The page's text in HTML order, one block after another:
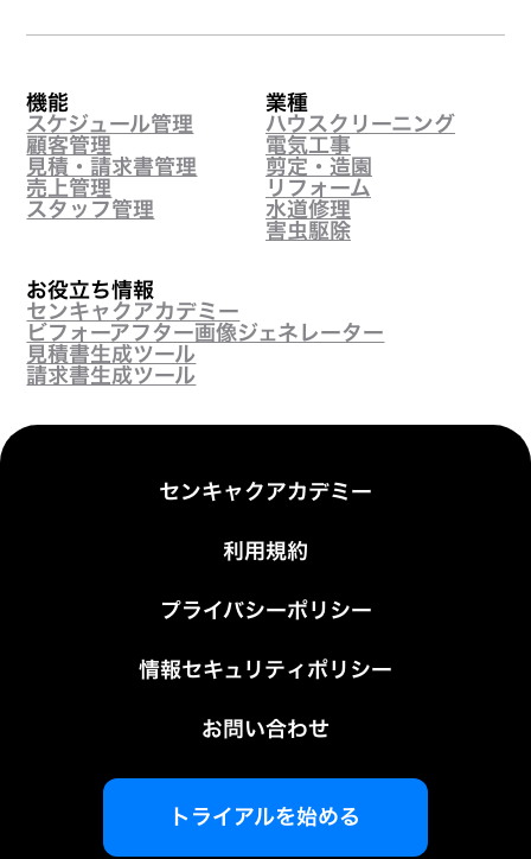
機能
スケジュール管理
顧客管理
見積・請求書管理
売上管理
スタッフ管理
業種
ハウスクリーニング
電気工事
剪定・造園
リフォーム
水道修理
害虫駆除
お役立ち情報
センキャクアカデミー
ビフォーアフター画像ジェネレーター
見積書生成ツール
請求書生成ツール
センキャクアカデミー
利用規約
プライバシーポリシー
情報セキュリティポリシー
お問い合わせ
トライアルを始める